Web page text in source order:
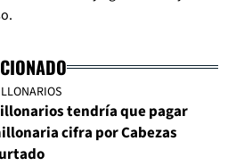
tendría que pagar
cifra por Cabezas